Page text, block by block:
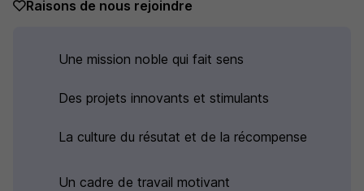
Raisons de nous rejoindre
Une mission noble qui fait sens
Des projets innovants et stimulants
La culture du résutat et de la récompense
Un cadre de travail motivant